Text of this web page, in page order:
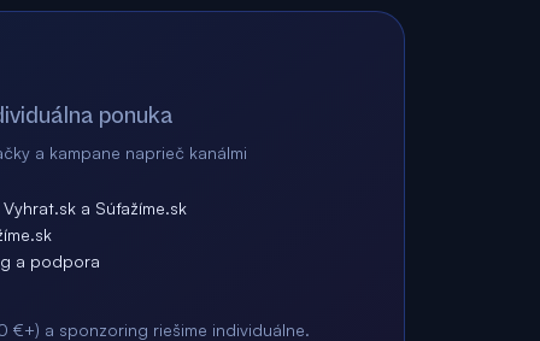
ponuka
a kampane naprieč kanálmi
a Súťažíme.sk
a podpora
€+) a sponzoring riešime individuálne.